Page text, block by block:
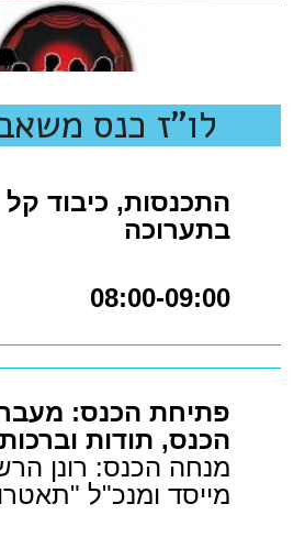
לו"ז כנס
התכנסות, כיבוד קל
בתערוכה
08:00-09:00
פתיחת הכנס:
הכנס, תודות וברכות
מנחה הכנס: רונן
מייסד ומנכ"ל